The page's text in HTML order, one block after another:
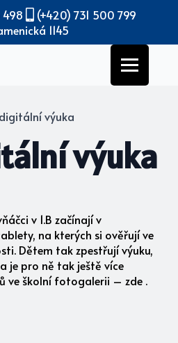
498
(+420) 731 500 799
1145
výuka
výuka
v 1.B začínají v
na kterých si ověřují ve
Dětem tak zpestřují výuku,
je pro ně tak ještě více
ve školní fotogalerii – zde .